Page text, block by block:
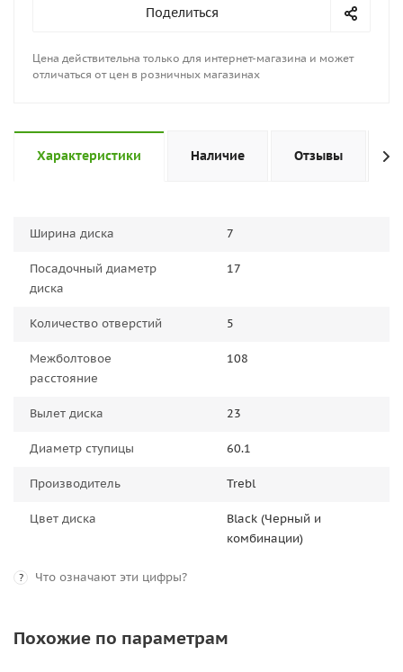
Поделиться
Цена действительна только для интернет-магазина и может
отличаться от цен в розничных магазинах
Характеристики Наличие Отзывы
Ширина диска 7
Посадочный диаметр
диска
17
Количество отверстий 5
Межболтовое
расстояние
108
Вылет диска 23
Диаметр ступицы 60.1
Производитель Trebl
Цвет диска
Black (Черный и
комбинации)
? Что означают эти цифры?
Похожие по параметрам